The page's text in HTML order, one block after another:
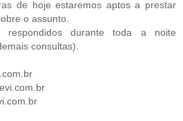
de hoje estaremos aptos a prestar
o assunto.
respondidos durante toda a noite
consultas).